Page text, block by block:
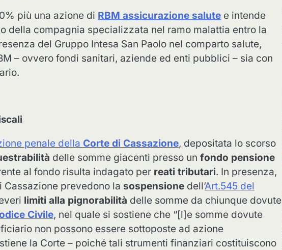
più una azione di RBM assicurazione salute e intende
della compagnia specializzata nel ramo malattia entro la
del Gruppo Intesa San Paolo nel comparto salute,
– ovvero fondi sanitari, aziende ed enti pubblici – sia con
penale della Corte di Cassazione, depositata lo scorso
delle somme giacenti presso un fondo pensione
al fondo risulta indagato per reati tributari. In presenza,
prevedono la sospensione dell’Art.545 del
limiti alla pignorabilità delle somme da chiunque dovute
Civile, nel quale si sostiene che “[l]e somme dovute
non possono essere sottoposte ad azione
la Corte – poiché tali strumenti finanziari costituiscono